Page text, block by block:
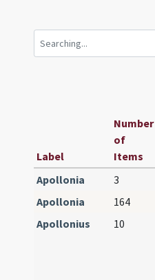
Label
Number
of
Items
Apollonia
3
Apollonia
164
Apollonius
10